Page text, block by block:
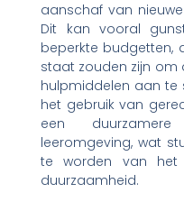
aanschaf van
Dit kan vooral
beperkte budgetten,
staat zouden zijn om
hulpmiddelen aan te
het gebruik van
een duurzamere
leeromgeving, wat
te worden van het
duurzaamheid.